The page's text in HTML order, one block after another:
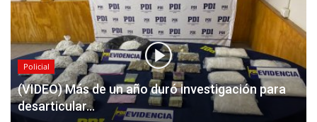
Policial
(VIDEO) Más de un año duró investigación para
desarticular...